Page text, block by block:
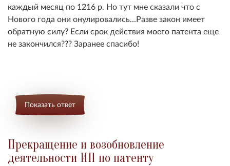
каждый месяц по 1216 р. Но тут мне сказали что с
Нового года они онулировались...Разве закон имеет
обратную силу? Если срок действия моего патента еще
не закончился??? Заранее спасибо!
Показать ответ
Прекращение и возобновление
деятельности ИП по патенту